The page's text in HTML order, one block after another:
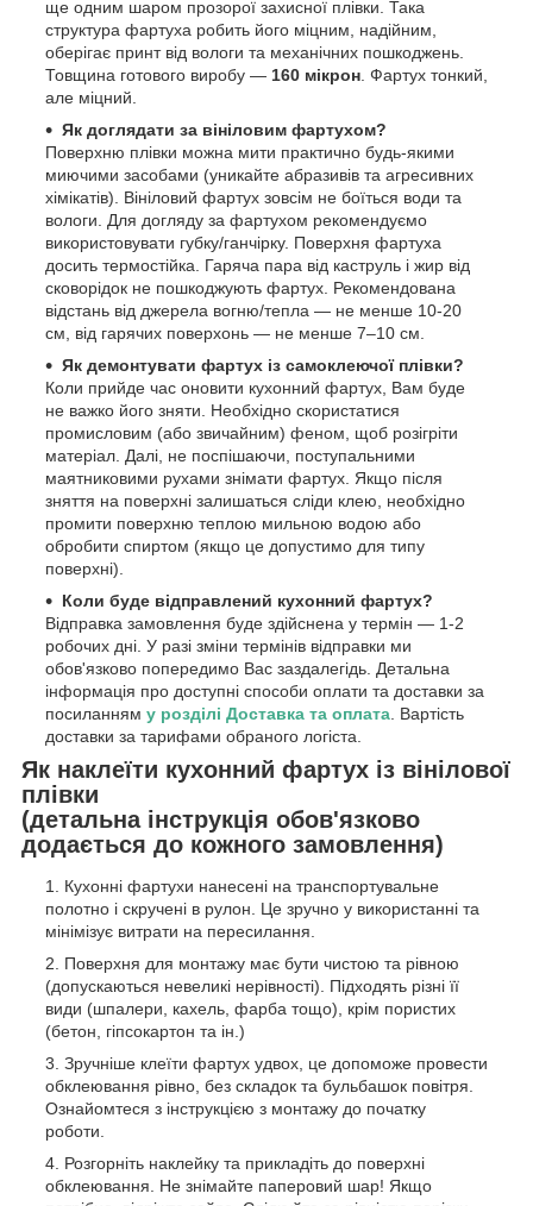
ще одним шаром прозорої захисної плівки. Така
структура фартуха робить його міцним, надійним,
оберігає принт від вологи та механічних пошкоджень.
Товщина готового виробу — 160 мікрон . Фартух тонкий,
але міцний.
Як доглядати за вініловим фартухом?
Поверхню плівки можна мити практично будь-якими
миючими засобами (уникайте абразивів та агресивних
хімікатів). Вініловий фартух зовсім не боїться води та
вологи. Для догляду за фартухом рекомендуємо
використовувати губку/ганчірку. Поверхня фартуха
досить термостійка. Гаряча пара від каструль і жир від
сковорідок не пошкоджують фартух. Рекомендована
відстань від джерела вогню/тепла — не менше 10-20
см, від гарячих поверхонь — не менше 7–10 см.
Як демонтувати фартух із самоклеючої плівки?
Коли прийде час оновити кухонний фартух, Вам буде
не важко його зняти. Необхідно скористатися
промисловим (або звичайним) феном, щоб розігріти
матеріал. Далі, не поспішаючи, поступальними
маятниковими рухами знімати фартух. Якщо після
зняття на поверхні залишаться сліди клею, необхідно
промити поверхню теплою мильною водою або
обробити спиртом (якщо це допустимо для типу
поверхні).
Коли буде відправлений кухонний фартух?
Відправка замовлення буде здійснена у термін — 1-2
робочих дні. У разі зміни термінів відправки ми
обов'язково попередимо Вас заздалегідь. Детальна
інформація про доступні способи оплати та доставки за
посиланням у розділі Доставка та оплата . Вартість
доставки за тарифами обраного логіста.
Як наклеїти кухонний фартух із вінілової
плівки
(детальна інструкція обов'язково
додається до кожного замовлення)
Кухонні фартухи нанесені на транспортувальне
полотно і скручені в рулон. Це зручно у використанні та
мінімізує витрати на пересилання.
Поверхня для монтажу має бути чистою та рівною
(допускаються невеликі нерівності). Підходять різні її
види (шпалери, кахель, фарба тощо), крім пористих
(бетон, гіпсокартон та ін.)
Зручніше клеїти фартух удвох, це допоможе провести
обклеювання рівно, без складок та бульбашок повітря.
Ознайомтеся з інструкцією з монтажу до початку
роботи.
Розгорніть наклейку та прикладіть до поверхні
обклеювання. Не знімайте паперовий шар! Якщо